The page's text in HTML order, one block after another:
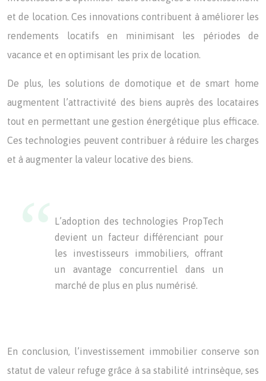
et de location. Ces innovations contribuent à améliorer les
rendements locatifs en minimisant les périodes de
vacance et en optimisant les prix de location.
De plus, les solutions de domotique et de smart home
augmentent l’attractivité des biens auprès des locataires
tout en permettant une gestion énergétique plus efficace.
Ces technologies peuvent contribuer à réduire les charges
et à augmenter la valeur locative des biens.
L’adoption des technologies PropTech
devient un facteur différenciant pour
les investisseurs immobiliers, offrant
un avantage concurrentiel dans un
marché de plus en plus numérisé.
En conclusion, l’investissement immobilier conserve son
statut de valeur refuge grâce à sa stabilité intrinsèque, ses